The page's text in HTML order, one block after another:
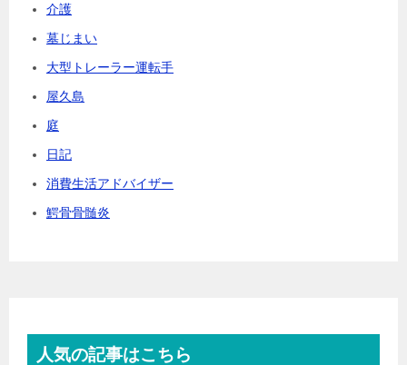
介護
墓じまい
大型トレーラー運転手
屋久島
庭
日記
消費生活アドバイザー
鰐骨骨髄炎
人気の記事はこちら